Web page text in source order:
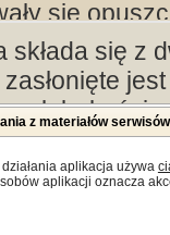
się
obiekt
- adres
składa się z
głębokości
wejściowym.
komora
i
powstała
jest
z materiałów
aplikacja używa
aplikacji oznacza